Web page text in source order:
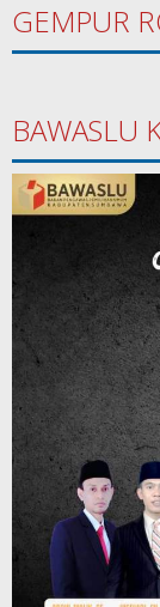
GEMPUR
BAWASLU